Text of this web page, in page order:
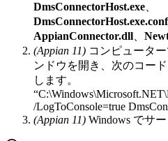
DmsConnectorHost.exe、
AppianConnector.dll、
(Appian 11) コンピュータ
ンドウを開き、次のコー
します。
/LogToConsole=true
(Appian 11) Windows でサ